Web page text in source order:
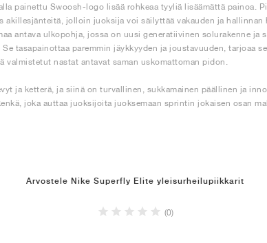
painettu Swoosh-logo lisää rohkeaa tyyliä lisäämättä painoa.
akillesjänteitä, jolloin juoksija voi säilyttää vakauden ja hallinnan
antava ulkopohja, jossa on uusi generatiivinen solurakenne
Se tasapainottaa paremmin jäykkyyden ja joustavuuden, tarjoaa
valmistetut nastat antavat saman uskomattoman pidon.
ja ketterä, ja siinä on turvallinen, sukkamainen päällinen ja
joka auttaa juoksijoita juoksemaan sprintin jokaisen osan
Arvostele Nike Superfly Elite yleisurheilupiikkarit
(0)